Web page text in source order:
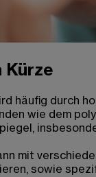
Kürze
häufig durch
wie dem
mit
sowie